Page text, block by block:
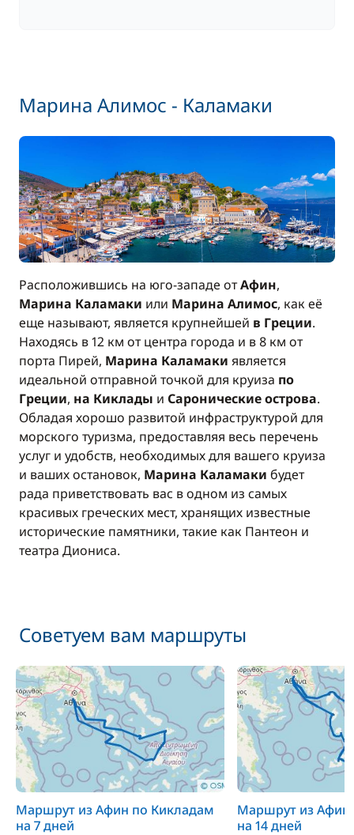
Марина Алимос - Каламаки
Расположившись на юго-западе отАфин,
Марина Каламаки или Марина Алимос, как её
еще называют, является крупнейшей в Греции.
Находясь в 12 км от центра города и в 8 км от
порта Пирей, Марина Каламаки является
идеальной отправной точкой для круиза по
Греции, на Киклады и Саронические острова.
Обладая хорошо развитой инфраструктурой для
морского туризма, предоставляя весь перечень
услуг и удобств, необходимых для вашего круиза
и ваших остановок, Марина Каламаки будет
рада приветствовать вас в одном из самых
красивых греческих мест, хранящих известные
исторические памятники, такие как Пантеон и
театра Диониса.
Советуем вам маршруты
Маршрут из Афин по Кикладам
на 7 дней
Маршрут из Афин
на 14 дней